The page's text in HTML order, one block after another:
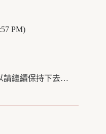
PM)
請繼續保持下去…